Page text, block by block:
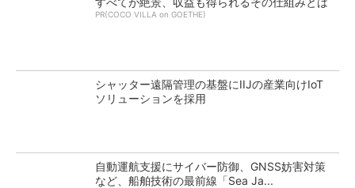
PR(COCO VILLA on GOETHE)
シャッター遠隔管理の基盤にIIJの産業向けIoT
ソリューションを採用
自動運航支援にサイバー防御、GNSS妨害対策
など、船舶技術の最前線「Sea Ja...